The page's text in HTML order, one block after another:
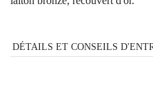
DÉTAILS ET CONSEILS